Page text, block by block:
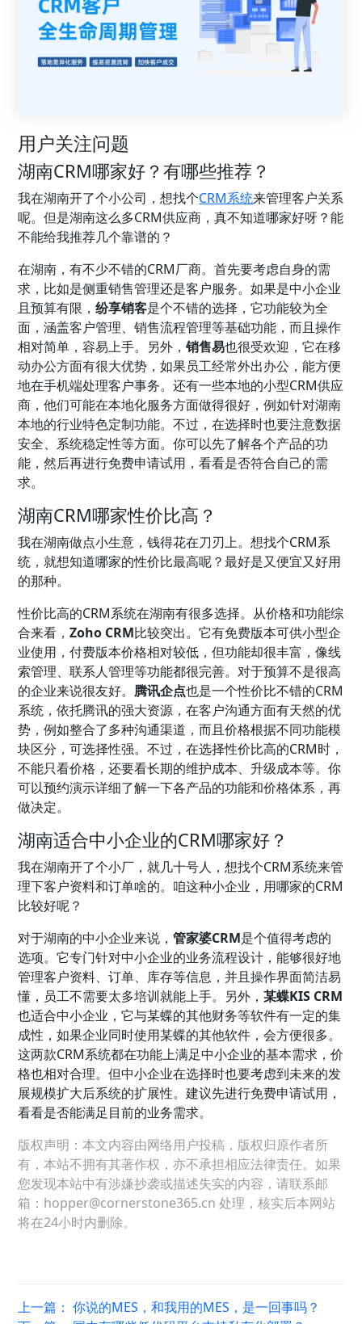
用户关注问题
湖南CRM哪家好？有哪些推荐？
我在湖南开了个小公司，想找个CRM系统来管理客户关系
呢。但是湖南这么多CRM供应商，真不知道哪家好呀？能
不能给我推荐几个靠谱的？
在湖南，有不少不错的CRM厂商。首先要考虑自身的需
求，比如是侧重销售管理还是客户服务。如果是中小企业
且预算有限，纷享销客是个不错的选择，它功能较为全
面，涵盖客户管理、销售流程管理等基础功能，而且操作
相对简单，容易上手。另外，销售易也很受欢迎，它在移
动办公方面有很大优势，如果员工经常外出办公，能方便
地在手机端处理客户事务。还有一些本地的小型CRM供应
商，他们可能在本地化服务方面做得很好，例如针对湖南
本地的行业特色定制功能。不过，在选择时也要注意数据
安全、系统稳定性等方面。你可以先了解各个产品的功
能，然后再进行免费申请试用，看看是否符合自己的需
求。
湖南CRM哪家性价比高？
我在湖南做点小生意，钱得花在刀刃上。想找个CRM系
统，就想知道哪家的性价比最高呢？最好是又便宜又好用
的那种。
性价比高的CRM系统在湖南有很多选择。从价格和功能综
合来看，Zoho CRM比较突出。它有免费版本可供小型企
业使用，付费版本价格相对较低，但功能却很丰富，像线
索管理、联系人管理等功能都很完善。对于预算不是很高
的企业来说很友好。 腾讯企点也是一个性价比不错的CRM
系统，依托腾讯的强大资源，在客户沟通方面有天然的优
势，例如整合了多种沟通渠道，而且价格根据不同功能模
块区分，可选择性强。不过，在选择性价比高的CRM时，
不能只看价格，还要看长期的维护成本、升级成本等。你
可以预约演示详细了解一下各产品的功能和价格体系，再
做决定。
湖南适合中小企业的CRM哪家好？
我在湖南开了个小厂，就几十号人，想找个CRM系统来管
理下客户资料和订单啥的。咱这种小企业，用哪家的CRM
比较好呢？
对于湖南的中小企业来说，管家婆CRM是个值得考虑的
选项。它专门针对中小企业的业务流程设计，能够很好地
管理客户资料、订单、库存等信息，并且操作界面简洁易
懂，员工不需要太多培训就能上手。另外，某蝶KIS CRM
也适合中小企业，它与某蝶的其他财务等软件有一定的集
成性，如果企业同时使用某蝶的其他软件，会方便很多。
这两款CRM系统都在功能上满足中小企业的基本需求，价
格也相对合理。但中小企业在选择时也要考虑到未来的发
展规模扩大后系统的扩展性。建议先进行免费申请试用，
看看是否能满足目前的业务需求。
版权声明：本文内容由网络用户投稿，版权归原作者所
有，本站不拥有其著作权，亦不承担相应法律责任。如果
您发现本站中有涉嫌抄袭或描述失实的内容，请联系邮
箱：hopper@cornerstone365.cn 处理，核实后本网站
将在24小时内删除。
上一篇：你说的MES，和我用的MES，是一回事吗？